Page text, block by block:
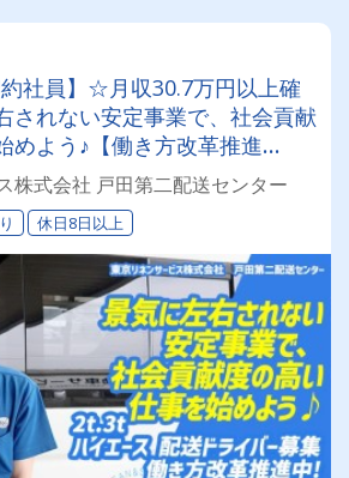
約社員】☆月収30.7万円以上確
れない安定事業で、社会貢献
めよう♪【働き方改革推進
同時募集☆◎昇給あり◎交通費
株式会社 戸田第二配送センター
休日8日以上